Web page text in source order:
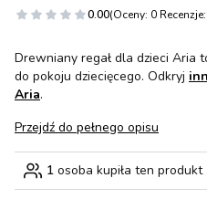
0.00(Oceny: 0
Drewniany regał dla dzieci Aria
do pokoju dziecięcego. Odkryj
Aria.
Przejdź do pełnego opisu
1 osoba kupiła ten produkt